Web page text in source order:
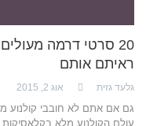
20 סרטי דרמה
ראיתם אותם
גלעד גזית אוג 2, 2015
גם אם אתם לא חובבי קולנוע
עולם הקולנוע מלא